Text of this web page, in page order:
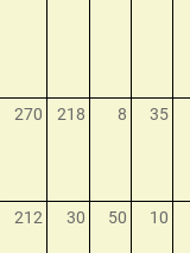
270 218 8 35
212 30 50 10